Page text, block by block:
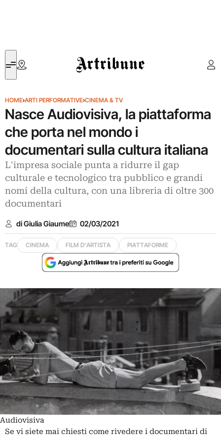
Artribune
HOME›ARTI PERFORMATIVE›CINEMA & TV
Nasce Audiovisiva, la piattaforma
che porta nel mondo i
documentari sulla cultura italiana
L'impresa sociale punta a ridurre il gap
culturale e tecnologico tra pubblico e grandi
nomi della cultura, con una libreria di oltre 300
documentari
di Giulia Giaume 02/03/2021
TAG CINEMA FILM D'ARTISTA PIATTAFORME
Audiovisiva
Se vi siete mai chiesti come rivedere i documentari di